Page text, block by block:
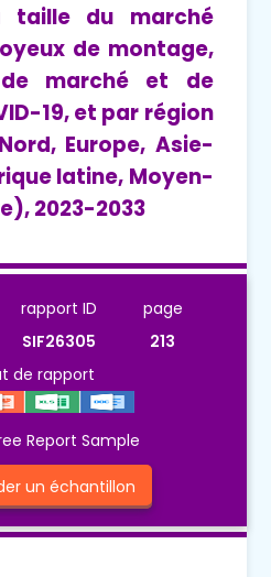
taille du marché
de montage,
marché et de
19, et par région
Europe, Asie-
latine, Moyen-
2023-2033
rapport ID
SIF26305
page
213
de rapport
Report Sample
un échantillon